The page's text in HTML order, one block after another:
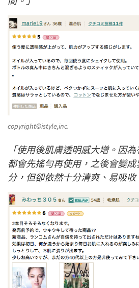
copyright©istyle,inc.
「使用後肌膚透明感大增。因
都會先搖勻再使用，之後會變
分，但卻依然十分清爽、易吸收